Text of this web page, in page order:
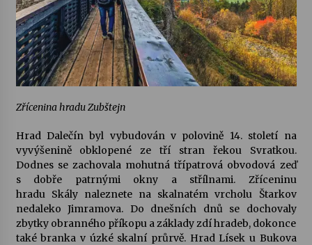
Zřícenina hradu Zubštejn
Hrad Dalečínbyl vybudován v polovině 14. století na
vyvýšenině obklopené ze tří stran řekou Svratkou.
Dodnes se zachovala mohutná třípatrová obvodová zeď
s dobře patrnými okny a střílnami. Zříceninu
hradu Skálynaleznete na skalnatém vrcholu Štarkov
nedaleko Jimramova. Do dnešních dnů se dochovaly
zbytky obranného příkopu a základy zdí hradeb, dokonce
také branka v úzké skalní průrvě. Hrad Lísek u Bukova